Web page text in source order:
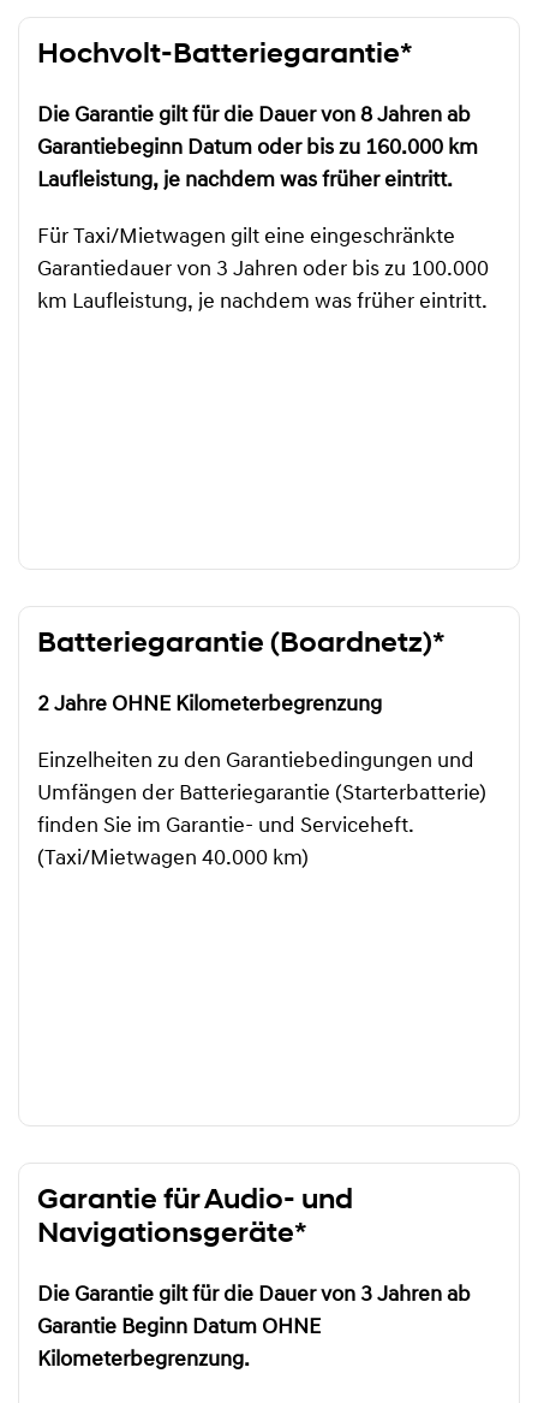
Hochvolt-Batteriegarantie*
Die Garantie gilt für die Dauer von 8 Jahren ab
Garantiebeginn Datum oder bis zu 160.000 km
Laufleistung, je nachdem was früher eintritt.
Für Taxi/Mietwagen gilt eine eingeschränkte
Garantiedauer von 3 Jahren oder bis zu 100.000
km Laufleistung, je nachdem was früher eintritt.
Batteriegarantie (Boardnetz)*
2 Jahre OHNE Kilometerbegrenzung
Einzelheiten zu den Garantiebedingungen und
Umfängen der Batteriegarantie (Starterbatterie)
finden Sie im Garantie- und Serviceheft.
(Taxi/Mietwagen 40.000 km)
Garantie für Audio- und
Navigationsgeräte*
Die Garantie gilt für die Dauer von 3 Jahren ab
Garantie Beginn Datum OHNE
Kilometerbegrenzung.